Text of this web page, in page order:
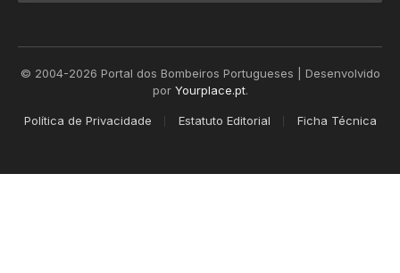
© 2004-2026 Portal dos Bombeiros Portugueses | Desenvolvido
por Yourplace.pt.
Política de Privacidade Estatuto Editorial Ficha Técnica